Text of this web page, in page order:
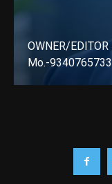
OWNER/
Mo.-9340765733